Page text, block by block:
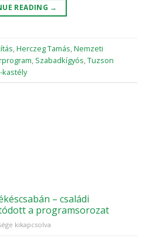
READING →
Herczeg Tamás Nemzeti
Szabadkígyós Tuzson
kastély
– családi
a programsorozat
kikapcsolva